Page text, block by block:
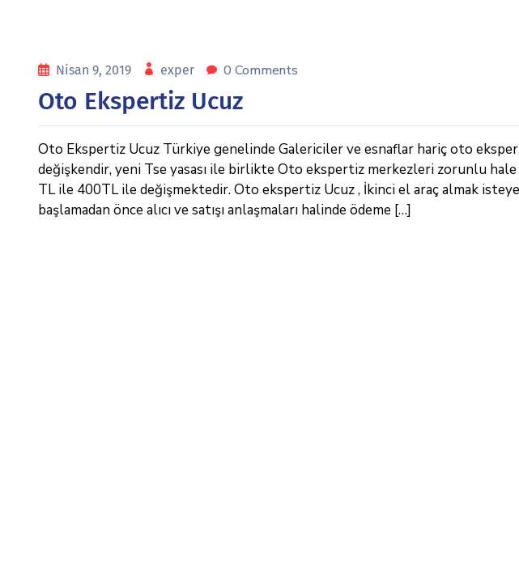
Nisan 9, 2019 exper 0 Comments
Oto Ekspertiz Ucuz
Oto Ekspertiz Ucuz Türkiye genelinde Galericiler ve esnaflar hariç oto
değişkendir, yeni Tse yasası ile birlikte Oto ekspertiz merkezleri zorunlu
TL ile 400TL ile değişmektedir. Oto ekspertiz Ucuz , İkinci el araç almak
başlamadan önce alıcı ve satışı anlaşmaları halinde ödeme […]